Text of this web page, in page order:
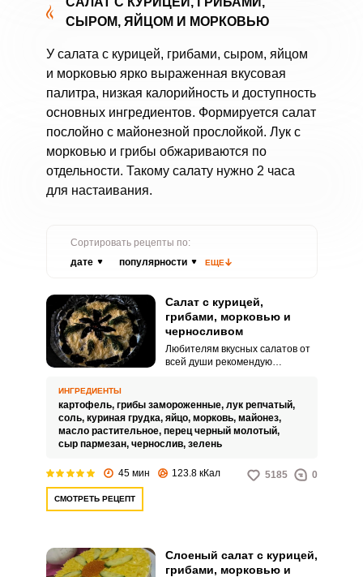
СЫРОМ, ЯЙЦОМ И МОРКОВЬЮ
У салата с курицей, грибами, сыром, яйцом
и морковью ярко выраженная вкусовая
палитра, низкая калорийность и доступность
основных ингредиентов. Формируется салат
послойно с майонезной прослойкой. Лук с
морковью и грибы обжариваются по
отдельности. Такому салату нужно 2 часа
для настаивания.
Сортировать рецепты по:
дате
популярности ЕЩЕ
Салат с курицей,
грибами, морковью и
черносливом
Любителям вкусных салатов от
всей души рекомендую
черносливом. Необычный салат
получается необыкновенно
сочным и интересным по вкусу.
ИНГРЕДИЕНТЫ
картофель, грибы замороженные, лук репчатый,
соль, куриная грудка, яйцо, морковь, майонез,
масло растительное, перец черный молотый,
сыр пармезан, чернослив, зелень
45 мин 123.8 кКал 5185 0
СМОТРЕТЬ РЕЦЕПТ
Слоеный салат с курицей,
грибами, морковью и